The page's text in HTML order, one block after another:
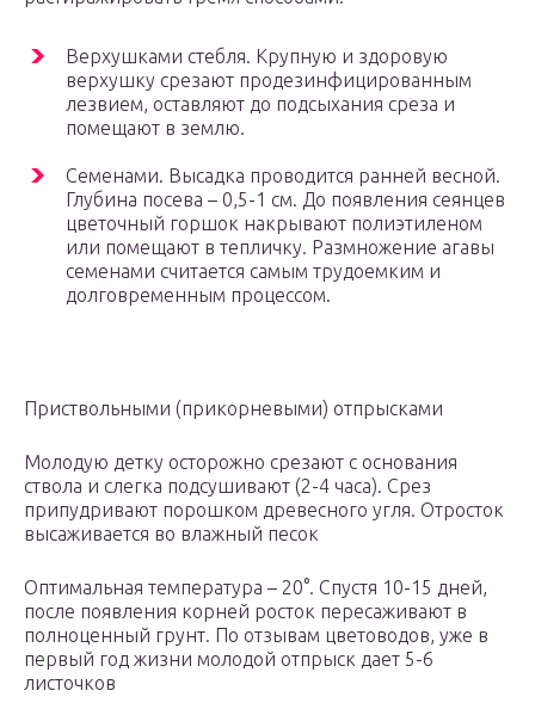
Верхушками стебля. Крупную и здоровую
верхушку срезают продезинфицированным
лезвием, оставляют до подсыхания среза и
помещают в землю.
Семенами. Высадка проводится ранней весной.
Глубина посева – 0,5-1 см. До появления сеянцев
цветочный горшок накрывают полиэтиленом
или помещают в тепличку. Размножение агавы
семенами считается самым трудоемким и
долговременным процессом.
Приствольными (прикорневыми) отпрысками
Молодую детку осторожно срезают с основания
ствола и слегка подсушивают (2-4 часа). Срез
припудривают порошком древесного угля. Отросток
высаживается во влажный песок
Оптимальная температура – 20°. Спустя 10-15 дней,
после появления корней росток пересаживают в
полноценный грунт. По отзывам цветоводов, уже в
первый год жизни молодой отпрыск дает 5-6
листочков